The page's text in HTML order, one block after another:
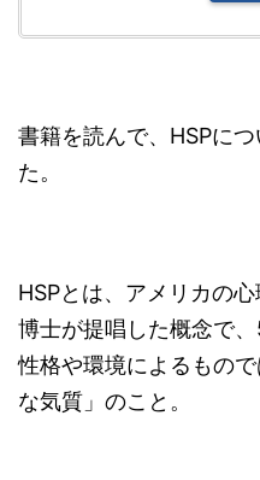
書籍を読んで、HSPに
た。
HSPとは、アメリカの
博士が提唱した概念で、
性格や環境によるもの
な気質」のこと。